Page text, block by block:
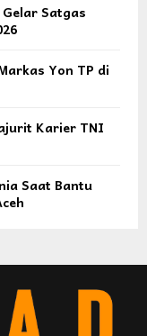
Satgas
Yon TP di
Karier TNI
Saat Bantu